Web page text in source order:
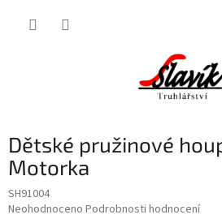
Dětské pružinové
Motorka
SH91004
Průměrné
Neohodnoceno Podrobnosti hodnocení